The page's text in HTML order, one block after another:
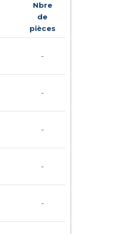
Nbre
de
pièces
-
-
-
-
-